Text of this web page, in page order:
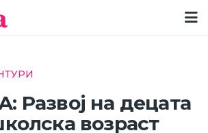
Развој на децата
возраст